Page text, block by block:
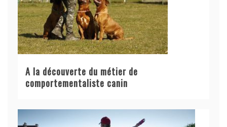
A la découverte du métier de
comportementaliste canin